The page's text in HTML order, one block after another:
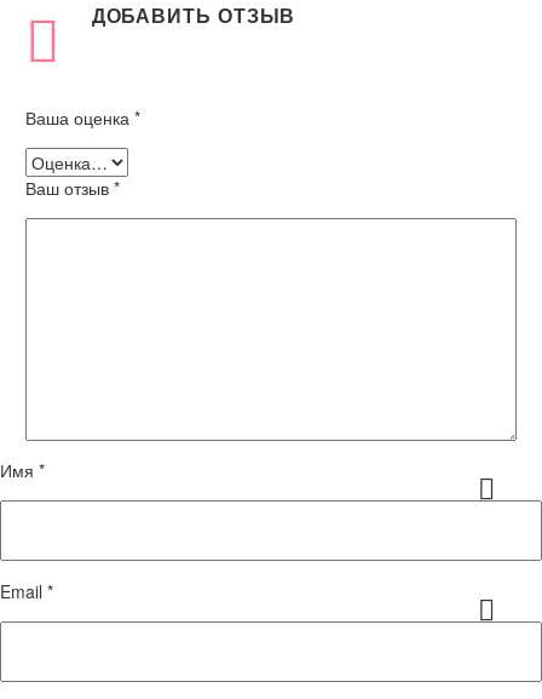
ДОБАВИТЬ ОТЗЫВ
Ваша оценка *
Ваш отзыв *
Имя *
Email *